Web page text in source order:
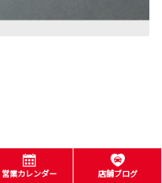
営業カレンダー 店舗ブログ